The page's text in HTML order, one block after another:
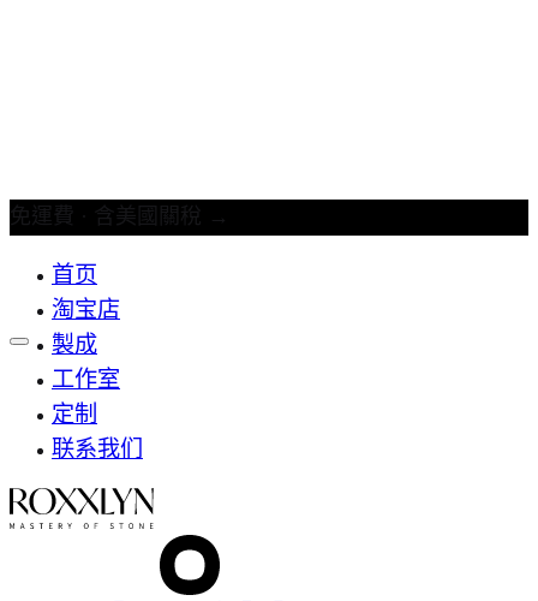
免運費 · 含美國關稅 →
首页
淘宝店
製成
工作室
定制
联系我们